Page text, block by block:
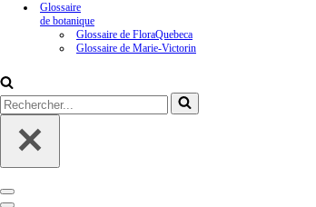
Glossaire
de botanique
Glossaire de FloraQuebeca
Glossaire de Marie-Victorin
Rechercher...
Menu